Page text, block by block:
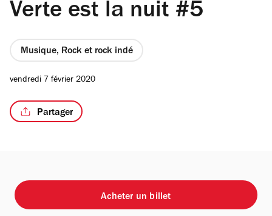
Verte est la nuit #5
Musique, Rock et rock indé
vendredi 7 février 2020
Partager
Acheter un billet